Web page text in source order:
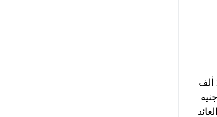
الشهري إلى 5.625% للشريحة من ألف جنيه إلى 100 ألف جنيه، و5.750% للشريحة من 100 ألف جنيه إلى 250 ألف
من ألف جنيه
500 ألف جنيه. أما العائد